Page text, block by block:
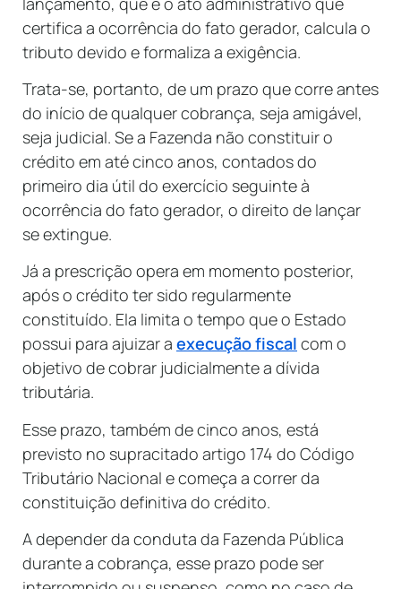
certifica a ocorrência do fato gerador, calcula o
tributo devido e formaliza a exigência.
Trata-se, portanto, de um prazo que corre antes
do início de qualquer cobrança, seja amigável,
seja judicial. Se a Fazenda não constituir o
crédito em até cinco anos, contados do
primeiro dia útil do exercício seguinte à
ocorrência do fato gerador, o direito de lançar
se extingue.
Já a prescrição opera em momento posterior,
após o crédito ter sido regularmente
constituído. Ela limita o tempo que o Estado
possui para ajuizar a execução fiscal com o
objetivo de cobrar judicialmente a dívida
tributária.
Esse prazo, também de cinco anos, está
previsto no supracitado artigo 174 do Código
Tributário Nacional e começa a correr da
constituição definitiva do crédito.
A depender da conduta da Fazenda Pública
durante a cobrança, esse prazo pode ser